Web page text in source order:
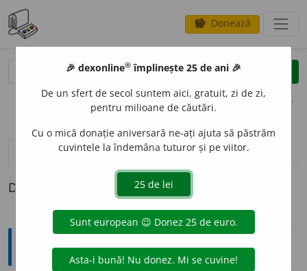
savings Donează
clear
opțiuni
definiții (1)
Definiția cu ID-ul 69356:
Antonime
🎉 dexonline® împlinește 25 de ani 🎉
De un sfert de secol suntem aici, gratuit, zi de zi,
pentru milioane de căutări.
Cu o mică donație aniversară ne-ați ajuta să păstrăm
cuvintele la îndemâna tuturor și pe viitor.